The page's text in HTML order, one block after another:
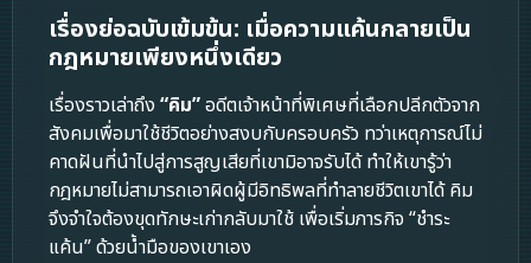
เรื่องย่อฉบับเข้มข้น: เมื่อความแค้นกลายเป็น
กฎหมายเพียงหนึ่งเดียว
เรื่องราวเล่าถึง “คิม”อดีตเจ้าหน้าที่พิเศษที่เลือกปลีกตัวจาก
สังคมเพื่อมาใช้ชีวิตอย่างสงบกับครอบครัว ทว่าเหตุการณ์ไม่
คาดฝันที่นำไปสู่การสูญเสียที่เขามิอาจรับได้ ทำให้เขารู้ว่า
กฎหมายไม่สามารถเอาผิดผู้มีอิทธิพลที่ทำลายชีวิตเขาได้ คิม
จึงจำใจต้องขุดทักษะเก่ากลับมาใช้ เพื่อเริ่มภารกิจ “ชำระ
แค้น” ด้วยน้ำมือของเขาเอง